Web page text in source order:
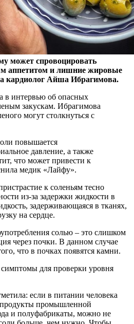
может спровоцировать
аппетитом и лишние жировые
кардиолог Айша Ибрагимова.
в интервью об опасных
закускам. Ибрагимова
могут столкнуться с
повышается
давление, а также
что может привести к
медик «Лайфу».
к соленьям тесно
из-за задержки жидкости в
задерживающаяся в тканях,
на сердце.
солью – это слишком
через почки. В данном случае
что в почках появятся камни.
для проверки уровня
если в питании человека
промышленной
и полуфабрикаты, можно не